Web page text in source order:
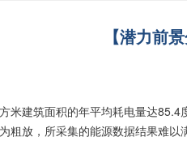
【潜力前
米建筑面积的年平均耗电量达
粗放，所采集的能源数据结果难